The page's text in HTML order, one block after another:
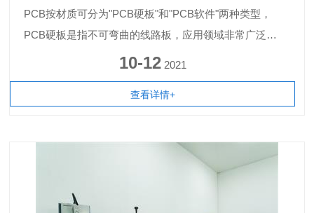
PCB按材质可分为"PCB硬板"和"PCB软件"两种类型，
PCB硬板是指不可弯曲的线路板，应用领域非常广泛，
大到航空, 小到家用电器都离不开它的身影，PCB硬板小
PCB硬板设计技巧与方法!
10-12 2021
查看详情+